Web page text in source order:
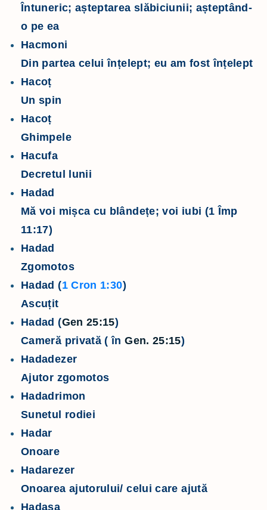
Întuneric; așteptarea slăbiciunii; așteptând-
o pe ea
Hacmoni
Din partea celui înțelept; eu am fost înțelept
Hacoț
Un spin
Hacoț
Ghimpele
Hacufa
Decretul lunii
Hadad
Mă voi mișca cu blândețe; voi iubi (1 Împ
11:17)
Hadad
Zgomotos
Hadad (1 Cron 1:30)
Ascuțit
Hadad (Gen 25:15)
Cameră privată ( înGen. 25:15)
Hadadezer
Ajutor zgomotos
Hadadrimon
Sunetul rodiei
Hadar
Onoare
Hadarezer
Onoarea ajutorului/ celui care ajută
Hadasa